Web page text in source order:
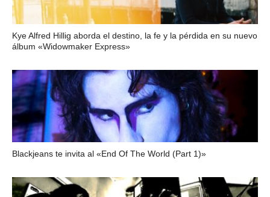
Kye Alfred Hillig aborda el destino, la fe y la pérdida en su nuevo
álbum «Widowmaker Express»
Blackjeans te invita al «End Of The World (Part 1)»